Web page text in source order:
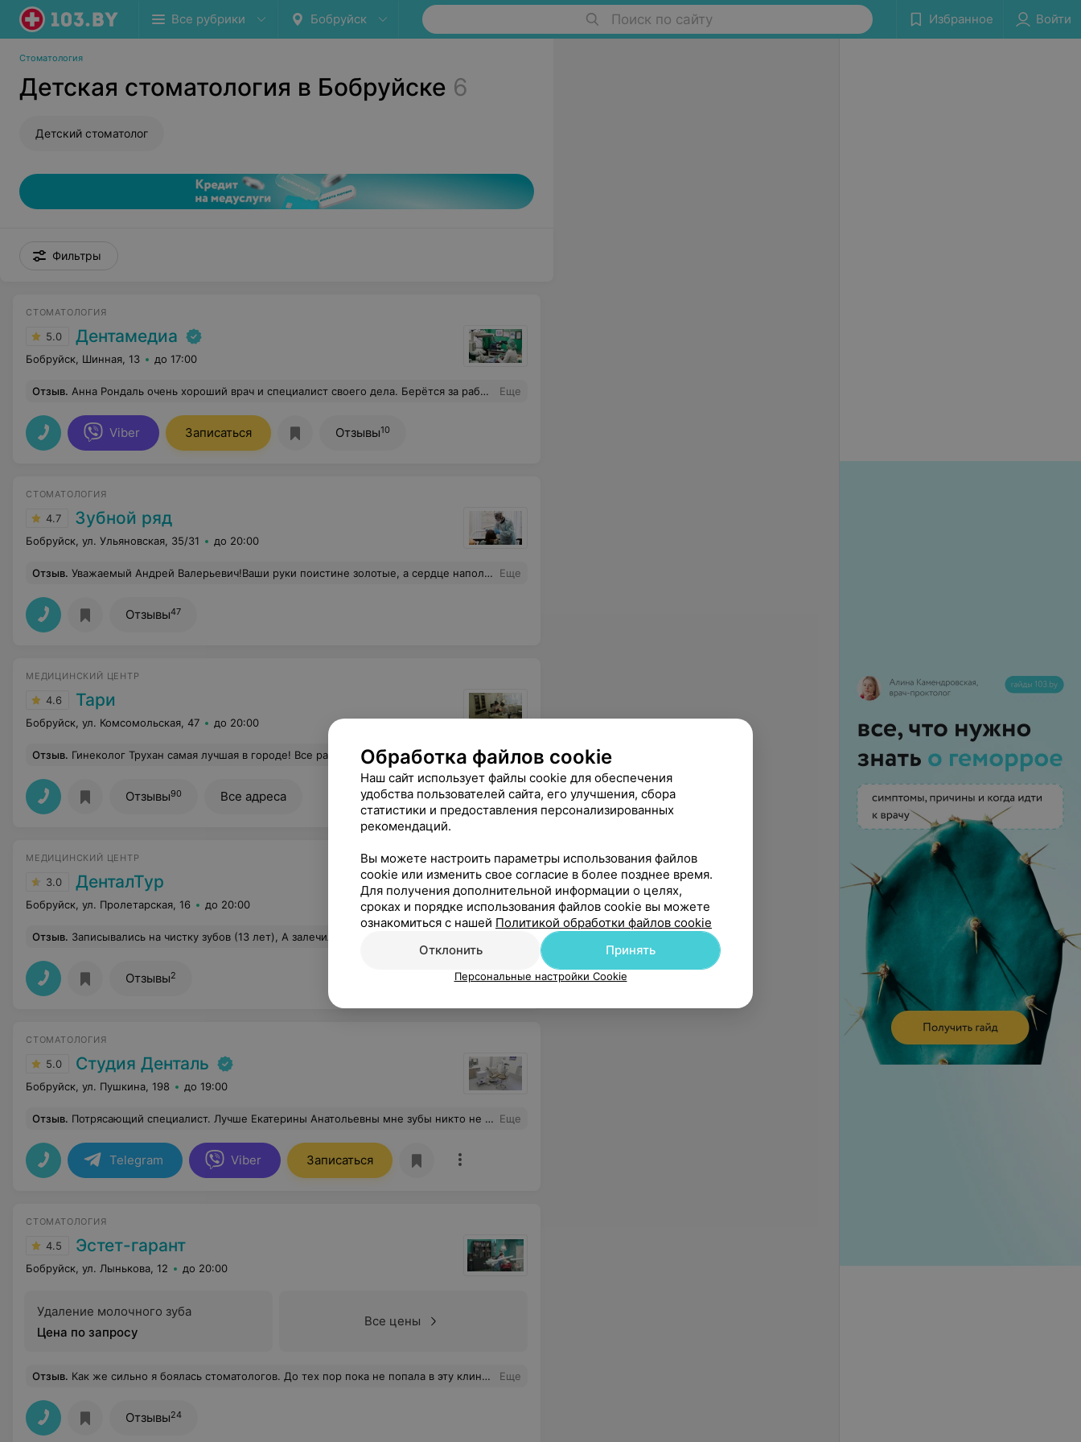
Все рубрики Бобруйск Поиск по сайту Избранное Войти
Стоматология
Детская стоматология в Бобруйске 6
Детский стоматолог
Фильтры
СТОМАТОЛОГИЯ
5.0 Дентамедиа
Бобруйск, Шинная, 13 до 17:00
Отзыв. Анна Рондаль очень хороший врач и специалист своего дела. Берётся за работу от которой другие врачи отказываются, благодаря ей я сохранила свои козалось бы безнадежные зубы!!!! Спасибо вам огромное! Еще
Viber Записаться Отзывы10
СТОМАТОЛОГИЯ
4.7 Зубной ряд
Бобруйск, ул. Ульяновская, 35/31 до 20:00
Отзыв. Уважаемый Андрей Валерьевич!Ваши руки поистине золотые, а сердце наполнено неподдельной чуткостью к маленьким пациентам.И не только к маленьким!Успехов Вам в деятельности, высоких результатов в тонкой работе, прекрасного настроения и жизненного благополучия. Еще
Отзывы47
МЕДИЦИНСКИЙ ЦЕНТР
4.6 Тари
Бобруйск, ул. Комсомольская, 47 до 20:00
Отзыв. Гинеколог Трухан самая лучшая в городе! Все расскажет,все объяснит. Компетентна в своей работе! Рекомендую! Еще
Отзывы90 Все адреса
МЕДИЦИНСКИЙ ЦЕНТР
3.0 ДенталТур
Бобруйск, ул. Пролетарская, 16 до 20:00
Отзыв. Записывались на чистку зубов (13 лет), А залечили КАРИЕС!!!! Это как вообще организована работа в ЧАСТНОЙ КЛИНКЕ?????Записывалась за месяц. предварительно позвонили спросили придете ли Вы на ЧИСТКУ ЗУБОВ? Приехали на следующий день как и записались. Опоздали на 3 МИНУТЫ, уже взяли другого пациента!! Прождали 20 минут!!! Дочка пошла в кабинет без меня через минут 15 вышла медсесрта говоря распишитесь здесь Вашей дочке залечили зуб!!!! ЭТО КАК????? Как работает регистратор??? и так далее???? а если там на самом деле и не было кариеса????? ПРОСТО ИСПОРТИЛИ РЕБЕНКУ ЗУБ!!!!!! Отвратительное место!!! И персонал такой же!!! И содрали 140 рублей! НЕТ СЛОВ!!!
Отзывы2
СТОМАТОЛОГИЯ
5.0 Студия Денталь
Бобруйск, ул. Пушкина, 198 до 19:00
Отзыв. Потрясающий специалист. Лучше Екатерины Анатольевны мне зубы никто не делал. Пломбы стоят годами. Еще
Telegram Viber Записаться
СТОМАТОЛОГИЯ
4.5 Эстет-гарант
Бобруйск, ул. Лынькова, 12 до 20:00
Удаление молочного зуба
Цена по запросу
Все цены
Отзыв. Как же сильно я боялась стоматологов. До тех пор пока не попала в эту клинику. Врачи-специалисты высшей квалификации!!!! А медицинский персонал всегда обходителен и вежлив. Всем своим знакомым и близким говорю лечится только тут! Спасибо вам большое))) Еще
Отзывы24
Обработка файлов cookie
Наш сайт использует файлы cookie для обеспечения
удобства пользователей сайта, его улучшения, сбора
статистики и предоставления персонализированных
рекомендаций.
Вы можете настроить параметры использования файлов
cookie или изменить свое согласие в более позднее время.
Для получения дополнительной информации о целях,
сроках и порядке использования файлов cookie вы можете
ознакомиться с нашей Политикой обработки файлов cookie
Отклонить
Принять
Персональные настройки Cookie